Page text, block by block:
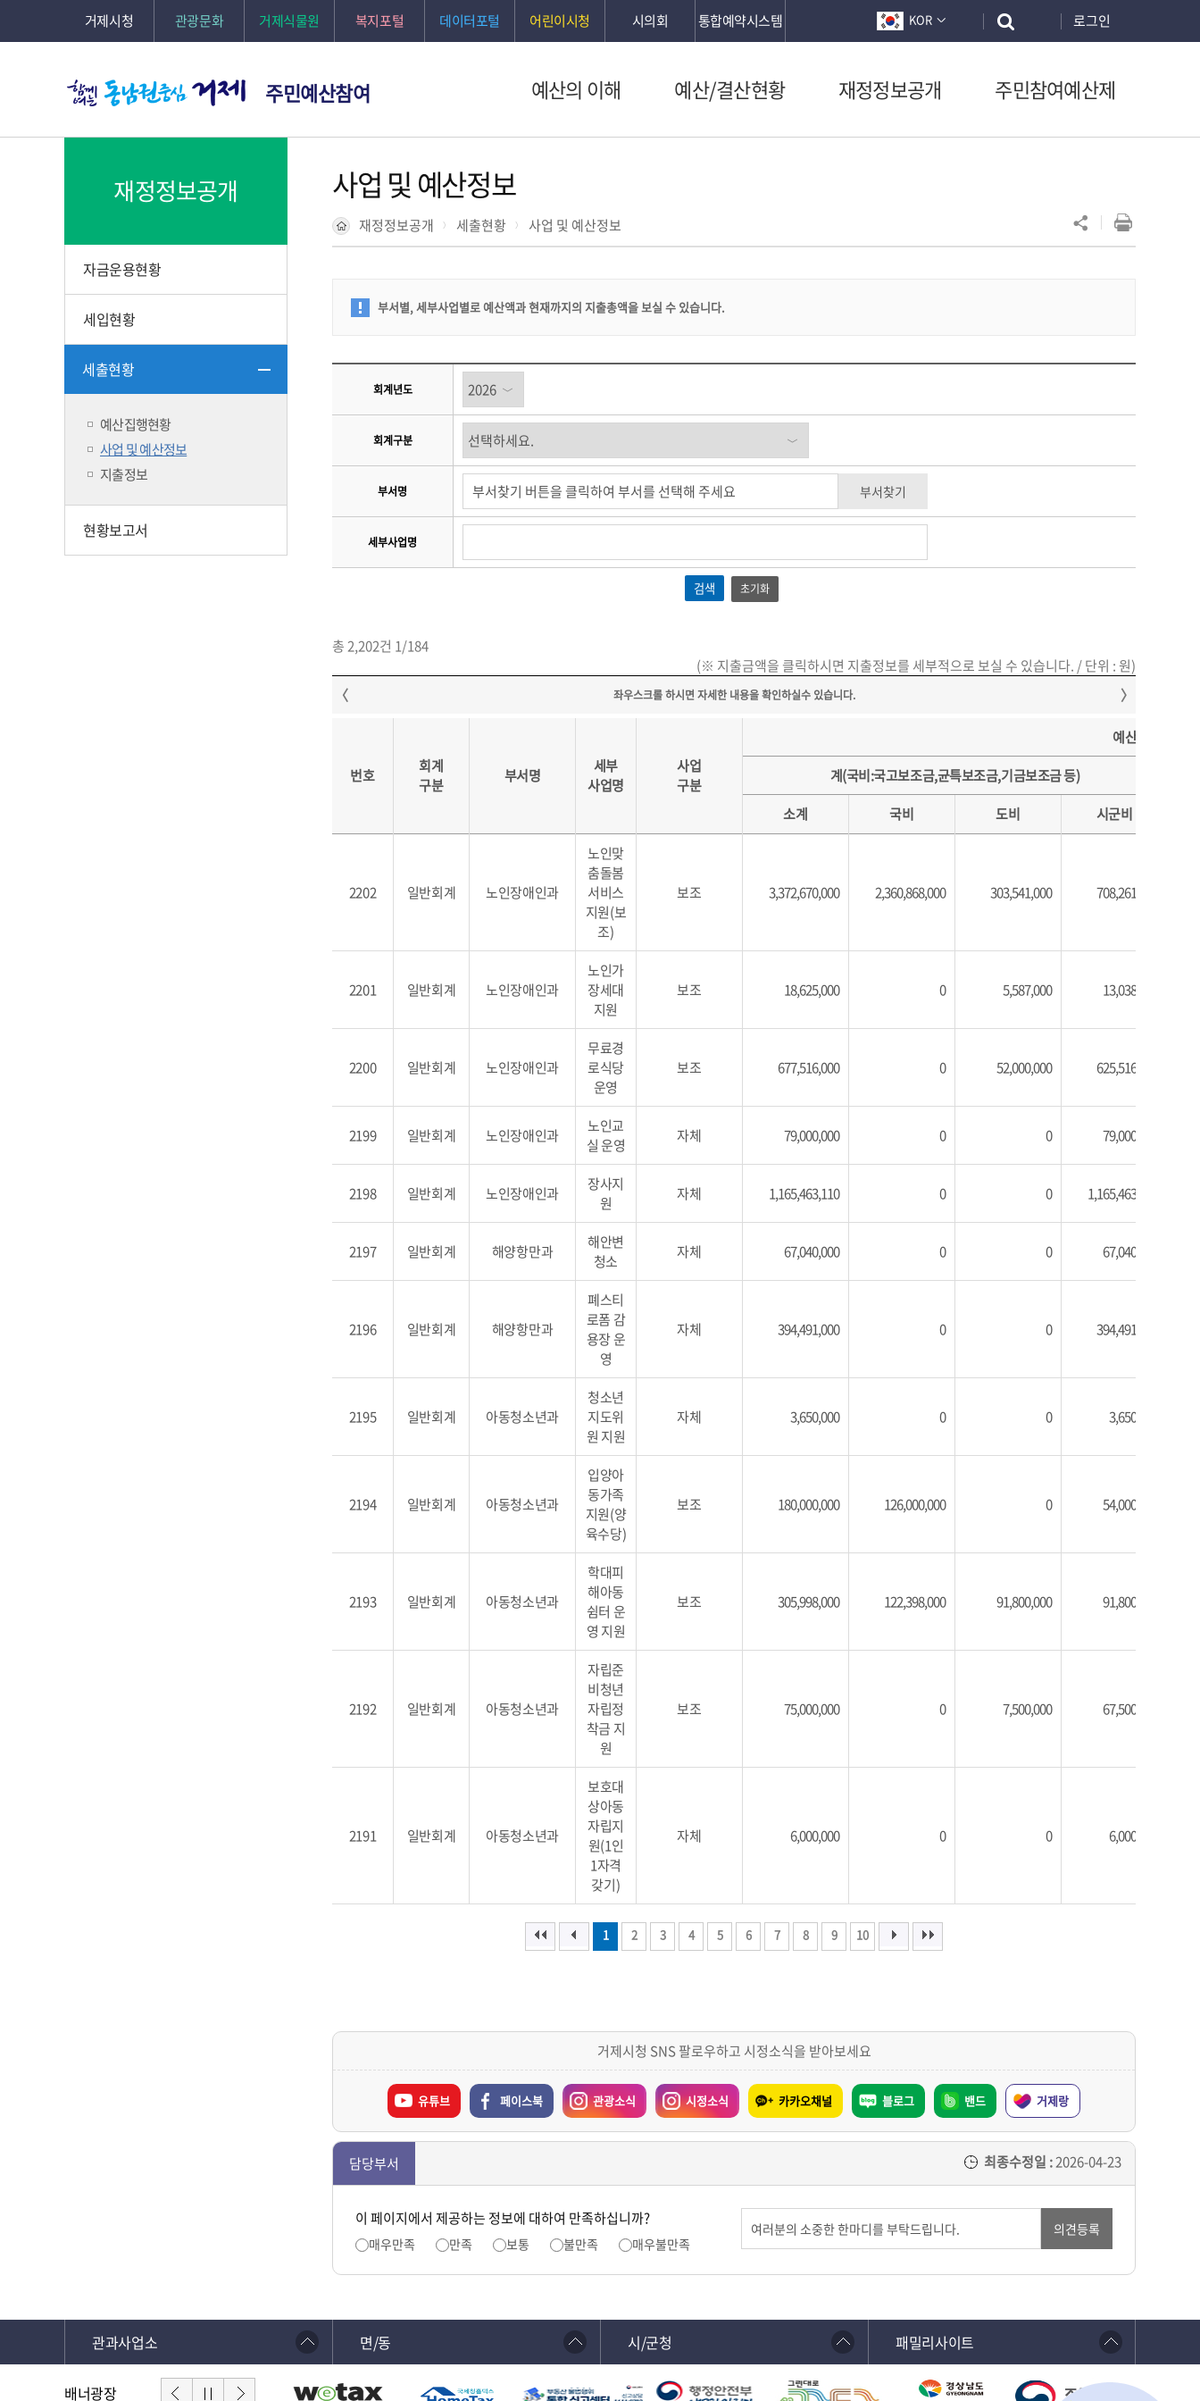
거제시청 관광문화 거제식물원 복지포털 데이터포털 어린이시청 시의회 통합예약시스템 KOR 로그인
주민예산참여 예산의 이해 예산/결산현황 재정정보공개 주민참여예산제
재정정보공개
자금운용현황
세입현황
세출현황
예산집행현황
사업 및 예산정보
지출정보
현황보고서
사업 및 예산정보
재정정보공개 세출현황 사업 및 예산정보
부서별, 세부사업별로 예산액과 현재까지의 지출총액을 보실 수 있습니다.
회계년도
회계구분
부서명 부서찾기
세부사업명
초기화
총 2,202건 1/184
(※ 지출금액을 클릭하시면 지출정보를 세부적으로 보실 수 있습니다. / 단위 : 원)
번호
회계
구분
부서명
세부
사업명
사업
구분
예산현액
계(국비:국고보조금,균특보조금,기금보조금 등)
소계
국비 도비 시군비
2202 일반회계 노인장애인과
노인맞
춤돌봄
서비스
지원(보
조)
보조 3,372,670,000 2,360,868,000 303,541,000 708,261,000
2201 일반회계 노인장애인과
노인가
장세대
지원
보조 18,625,000 0 5,587,000 13,038,000
2200 일반회계 노인장애인과
무료경
로식당
운영
보조 677,516,000 0 52,000,000 625,516,000
2199 일반회계 노인장애인과
노인교
실 운영
자체 79,000,000 0 0 79,000,000
2198 일반회계 노인장애인과
장사지
원
자체 1,165,463,110 0 0 1,165,463,110
2197 일반회계 해양항만과
해안변
청소
자체 67,040,000 0 0 67,040,000
2196 일반회계 해양항만과
폐스티
로폼 감
용장 운
영
자체 394,491,000 0 0 394,491,000
2195 일반회계 아동청소년과
청소년
지도위
원 지원
자체 3,650,000 0 0 3,650,000
2194 일반회계 아동청소년과
입양아
동가족
지원(양
육수당)
보조 180,000,000 126,000,000 0 54,000,000
2193 일반회계 아동청소년과
학대피
해아동
쉼터 운
영 지원
보조 305,998,000 122,398,000 91,800,000 91,800,000
2192 일반회계 아동청소년과
자립준
비청년
자립정
착금 지
원
보조 75,000,000 0 7,500,000 67,500,000
2191 일반회계 아동청소년과
보호대
상아동
자립지
원(1인
1자격
갖기)
자체 6,000,000 0 0 6,000,000
1 2 3 4 5 6 7 8 9 10
거제시청 SNS 팔로우하고 시정소식을 받아보세요
유튜브 페이스북 관광소식 시정소식 카카오채널 블로그 밴드 거제랑
담당부서 최종수정일 :2026-04-23
이 페이지에서 제공하는 정보에 대하여 만족하십니까?
매우만족 만족 보통 불만족 매우불만족
의견등록
관과사업소 면/동 시/군청 패밀리사이트
배너광장